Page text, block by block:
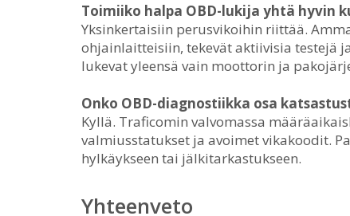
Toimiiko halpa OBD-lukija yhtä hyvin
Yksinkertaisiin perusvikoihin riittää.
ohjainlaitteisiin, tekevät aktiivisia testejä
lukevat yleensä vain moottorin ja
Onko OBD-diagnostiikka osa
Kyllä. Traficomin valvomassa
valmiusstatukset ja avoimet vikakoodit.
hylkäykseen tai jälkitarkastukseen.
Yhteenveto